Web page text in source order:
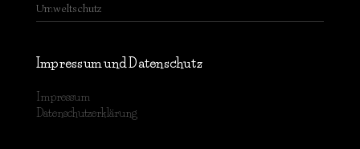
Umweltschutz
Impressum und Datenschutz
Impressum
Datenschutzerklärung